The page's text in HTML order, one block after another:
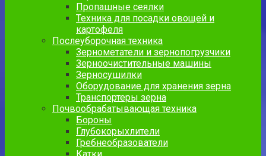
Пропашные сеялки
Техника для посадки овощей и
картофеля
Послеуборочная техника
Зернометатели и зернопогрузчики
Зерноочистительные машины
Зерносушилки
Оборудование для хранения зерна
Транспортеры зерна
Почвообрабатывающая техника
Бороны
Глубокорыхлители
Гребнеобразователи